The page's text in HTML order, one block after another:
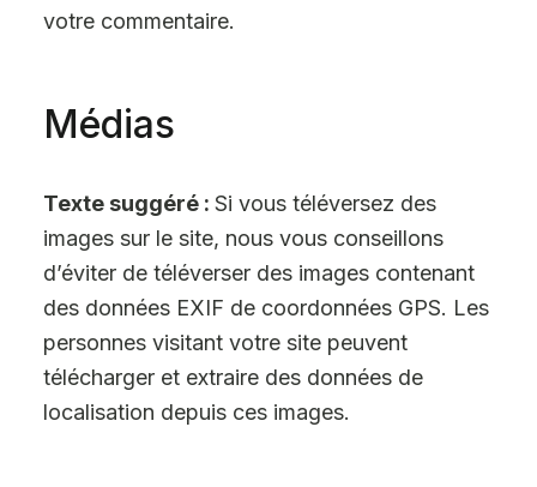
votre commentaire.
Médias
Texte suggéré : Si vous téléversez des
images sur le site, nous vous conseillons
d’éviter de téléverser des images contenant
des données EXIF de coordonnées GPS. Les
personnes visitant votre site peuvent
télécharger et extraire des données de
localisation depuis ces images.